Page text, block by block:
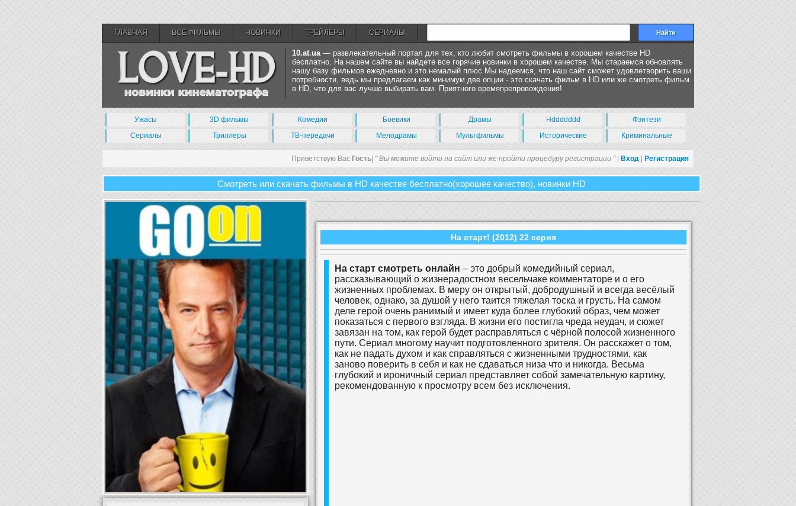
ГЛАВНАЯ ВСЕ ФИЛЬМЫ НОВИНКИ ТРЕЙЛЕРЫ СЕРИАЛЫ
10.at.ua— развлекательный портал для тех, кто любит смотреть фильмы в хорошем качестве HD
бесплатно. На нашем сайте вы найдете все горячие новинки в хорошем качестве. Мы стараемся обновлять
нашу базу фильмов ежедневно и это немалый плюс Мы надеемся, что наш сайт сможет удовлетворить ваши
потребности, ведь мы предлагаем как минимум две опции - это скачать фильм в HD или же смотреть фильм
в HD, что для вас лучше выбирать вам. Приятного времяпрепровождения!
Ужасы 3D фильмы Комедии Боевики Драмы Hddddddd
Фэнтези
Сериалы
Триллеры ТВ-передачи Мелодрамы Мультфильмы Исторические Криминальные
Приветствую Вас Гость " Вы можите войти на сайт или же пройти процедуру регистрации " Вход Регистрация
Смотреть или скачать фильмы в HD качестве бесплатно(хорошее качество), новинки HD
На старт! (2012) 22 серия
На старт смотреть онлайн – это добрый комедийный сериал,
рассказывающий о жизнерадостном весельчаке комментаторе и о его
жизненных проблемах. В меру он открытый, добродушный и всегда весёлый
человек, однако, за душой у него таится тяжелая тоска и грусть. На самом
деле герой очень ранимый и имеет куда более глубокий образ, чем может
показаться с первого взгляда. В жизни его постигла чреда неудач, и сюжет
завязан на том, как герой будет расправляться с чёрной полосой жизненного
пути. Сериал многому научит подготовленного зрителя. Он расскажет о том,
как не падать духом и как справляться с жизненными трудностями, как
заново поверить в себя и как не сдаваться низа что и никогда. Весьма
глубокий и ироничный сериал представляет собой замечательную картину,
рекомендованную к просмотру всем без исключения.